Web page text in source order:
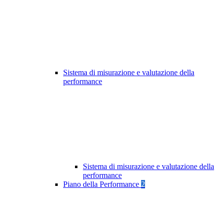
Sistema di misurazione e valutazione della
performance
Sistema di misurazione e valutazione della
performance
Piano della Performance 2